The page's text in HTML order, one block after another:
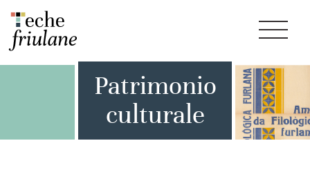
Patrimonio
culturale